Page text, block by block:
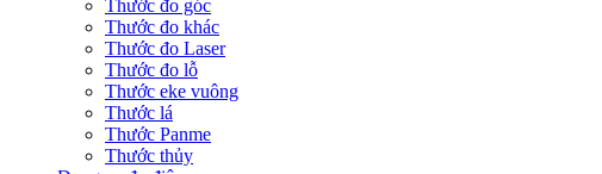
Thước đo góc
Thước đo khác
Thước đo Laser
Thước đo lỗ
Thước eke vuông
Thước lá
Thước Panme
Thước thủy